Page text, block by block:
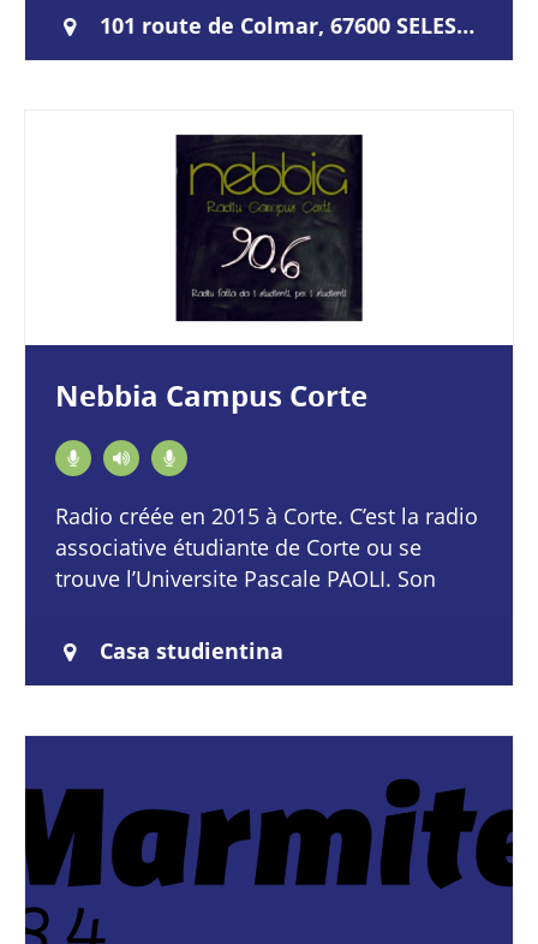
Munster et Schirmeck grâce…
101 route de Colmar, 67600 SELESTAT
Nebbia Campus Corte
Radio créée en 2015 à Corte. C’est la radio
associative étudiante de Corte ou se
trouve l’Universite Pascale PAOLI. Son
…
Casa studientina